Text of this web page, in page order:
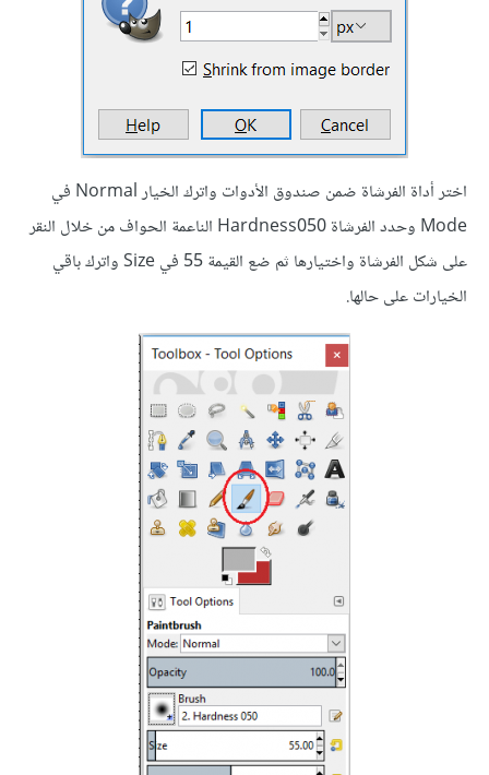
اختر أداة الفرشاة ضمن صندوق الأدوات واترك الخيار Normal في
Mode وحدد الفرشاة Hardness050 الناعمة الحواف من خلال النقر
على شكل الفرشاة واختيارها ثم ضع القيمة 55 في Size واترك باقي
الخيارات على حالها.